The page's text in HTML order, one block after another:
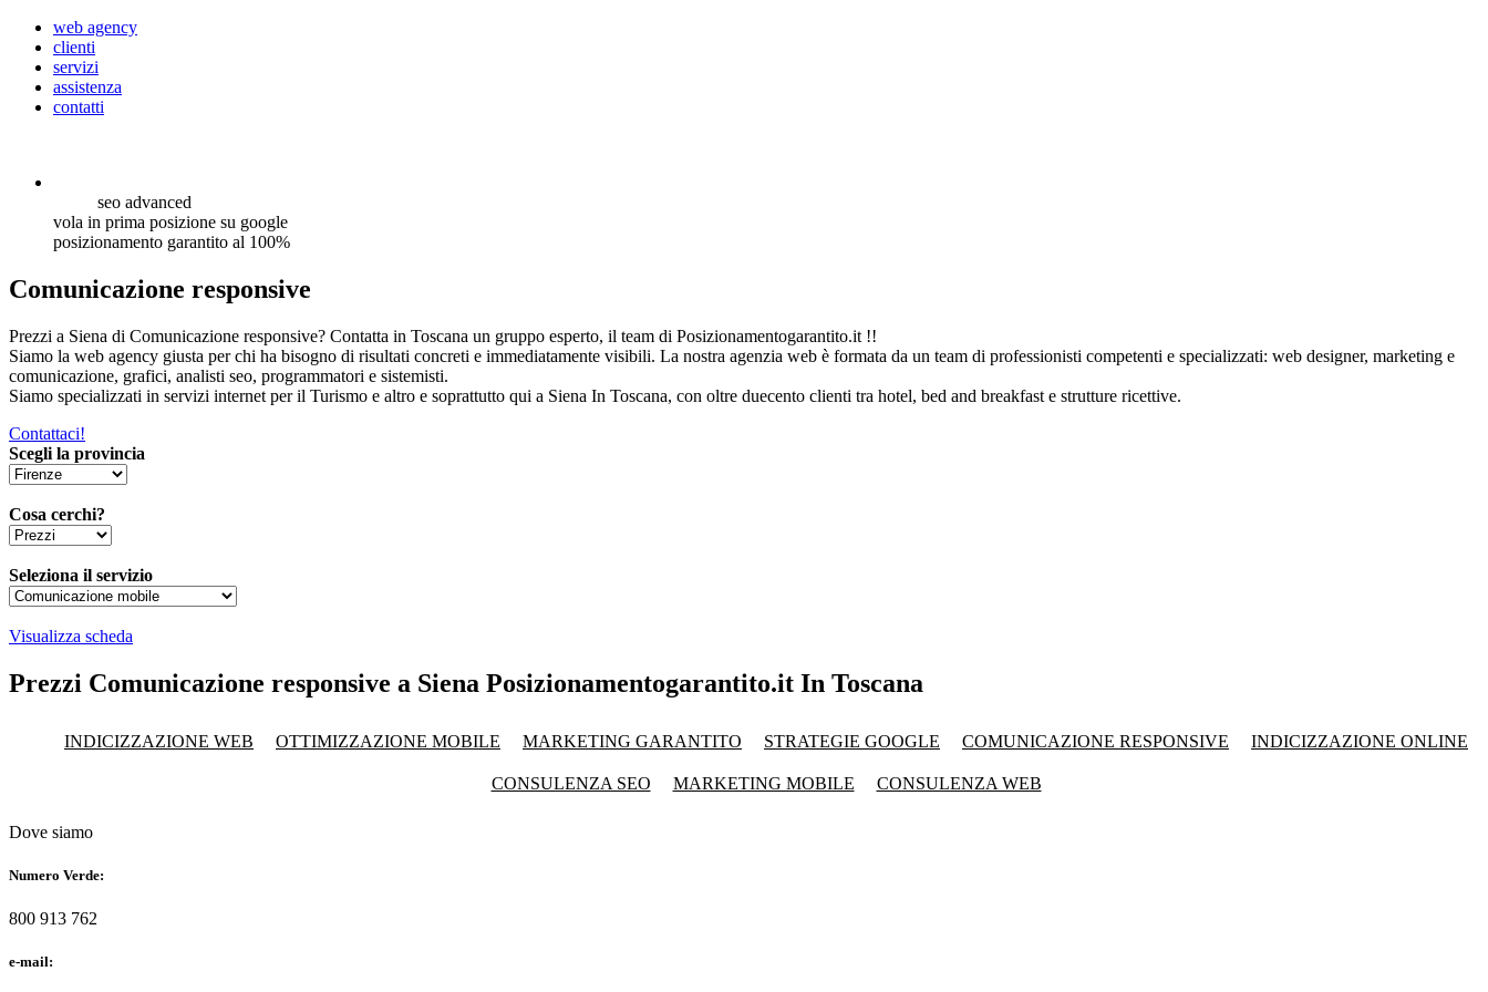
web agency
clienti
servizi
assistenza
contatti
seo advanced
vola in prima posizione su google
posizionamento garantito al 100%
Comunicazione responsive
Prezzi a Siena di Comunicazione responsive? Contatta in Toscana un gruppo esperto, il team di Posizionamentogarantito.it !!
Siamo la web agency giusta per chi ha bisogno di risultati concreti e immediatamente visibili. La nostra agenzia web è formata da un team di professionisti competenti e specializzati: web designer, marketing e
comunicazione, grafici, analisti seo, programmatori e sistemisti.
Siamo specializzati in servizi internet per il Turismo e altro e soprattutto qui a Siena In Toscana, con oltre duecento clienti tra hotel, bed and breakfast e strutture ricettive.
Contattaci!
Scegli la provincia
Cosa cerchi?
Seleziona il servizio
Visualizza scheda
Prezzi Comunicazione responsive a Siena Posizionamentogarantito.it In Toscana
INDICIZZAZIONE WEB OTTIMIZZAZIONE MOBILE MARKETING GARANTITO STRATEGIE GOOGLE COMUNICAZIONE RESPONSIVE INDICIZZAZIONE ONLINE
CONSULENZA SEO MARKETING MOBILE CONSULENZA WEB
Dove siamo
Numero Verde:
800 913 762
e-mail: